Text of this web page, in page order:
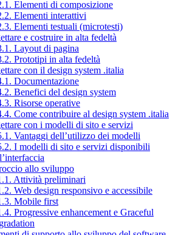
Elementi di composizione
Elementi interattivi
Elementi testuali (microtesti)
e costruire in alta fedeltà
Layout di pagina
Prototipi in alta fedeltà
con il design system .italia
Documentazione
Benefici del design system
Risorse operative
Come contribuire al design system .italia
con i modelli di sito e servizi
Vantaggi dell’utilizzo dei modelli
I modelli di sito e servizi disponibili
allo sviluppo
Attività preliminari
Web design responsivo e accessibile
Mobile first
Progressive enhancement e Graceful